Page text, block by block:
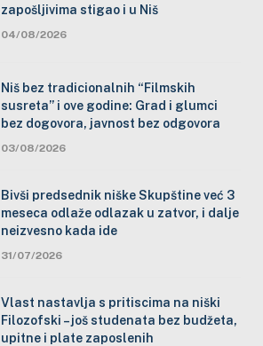
zapošljivima stigao i u Niš
04/08/2026
Niš bez tradicionalnih “Filmskih
susreta” i ove godine: Grad i glumci
bez dogovora, javnost bez odgovora
03/08/2026
Bivši predsednik niške Skupštine već 3
meseca odlaže odlazak u zatvor, i dalje
neizvesno kada ide
31/07/2026
Vlast nastavlja s pritiscima na niški
Filozofski – još studenata bez budžeta,
upitne i plate zaposlenih